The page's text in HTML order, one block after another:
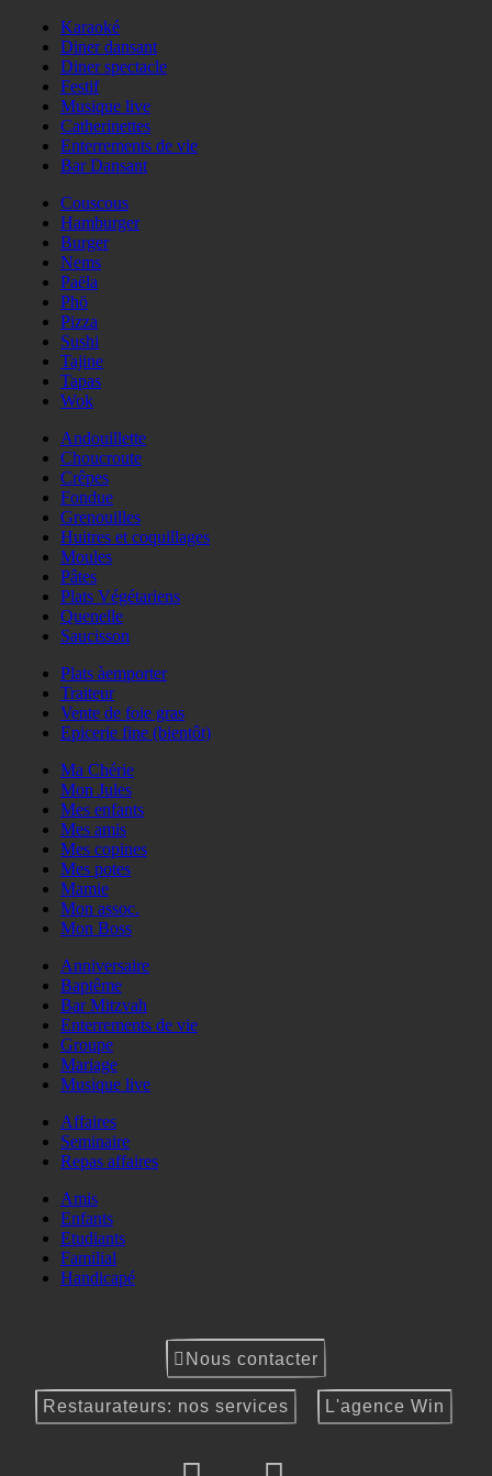
Karaoké
Diner dansant
Diner spectacle
Festif
Musique live
Catherinettes
Enterrements de vie
Bar Dansant
Couscous
Hamburger
Burger
Nems
Paëla
Phö
Pizza
Sushi
Tajine
Tapas
Wok
Andouillette
Choucroute
Crêpes
Fondue
Grenouilles
Huitres et coquillages
Moules
Pâtes
Plats Végétariens
Quenelle
Saucisson
Plats àemporter
Traiteur
Vente de foie gras
Epicerie fine (bientôt)
Ma Chérie
Mon Jules
Mes enfants
Mes amis
Mes copines
Mes potes
Mamie
Mon assoc.
Mon Boss
Anniversaire
Baptême
Bar Mitzvah
Enterrements de vie
Groupe
Mariage
Musique live
Affaires
Seminaire
Repas affaires
Amis
Enfants
Etudiants
Familial
Handicapé
Nous contacter
Restaurateurs: nos services L'agence Win